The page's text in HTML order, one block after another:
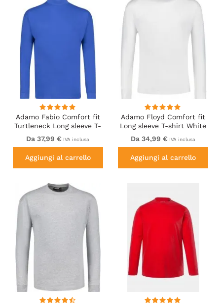
Adamo Fabio Comfort fit
Turtleneck Long sleeve T-
shirt Royal blue
Da 37,99 € IVA inclusa
Aggiungi al carrello
Adamo Floyd Comfort fit
Long sleeve T-shirt White
Da 34,99 € IVA inclusa
Aggiungi al carrello